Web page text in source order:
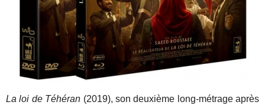
La loi de Téhéran (2019), son deuxième long-métrage après